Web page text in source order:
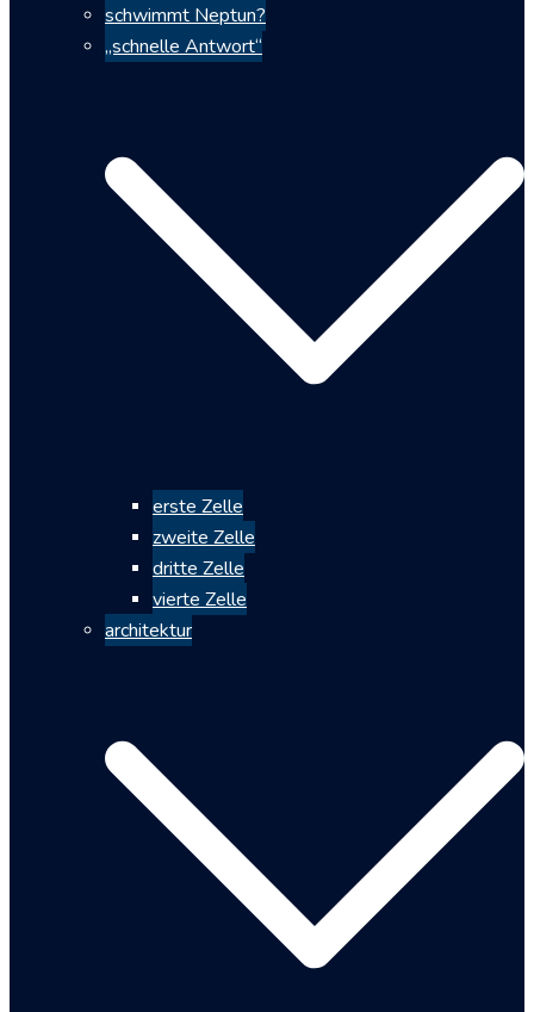
schwimmt Neptun?
„schnelle Antwort“
erste Zelle
zweite Zelle
dritte Zelle
vierte Zelle
architektur